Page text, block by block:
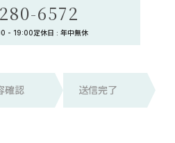
6572
- 19:00定休日 : 年中無休
確認 送信完了